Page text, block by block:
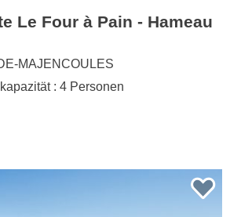
Le Four à Pain - Hameau
MAJENCOULES
: 4 Personen